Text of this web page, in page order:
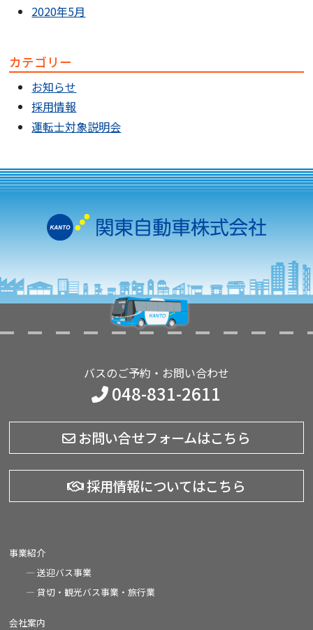
2020年5月
カテゴリー
お知らせ
採用情報
運転士対象説明会
お問い合せフォームはこちら
バスのご予約・お問い合わせ
048-831-2611
採用情報についてはこちら
事業紹介
送迎バス事業
貸切・観光バス事業・旅行業
会社案内